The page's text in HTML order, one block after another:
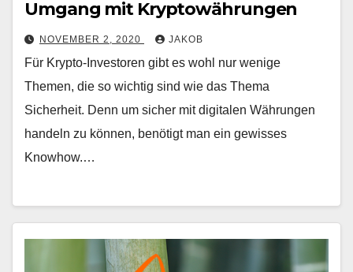
Umgang mit Kryptowährungen
NOVEMBER 2, 2020 JAKOB
Für Krypto-Investoren gibt es wohl nur wenige
Themen, die so wichtig sind wie das Thema
Sicherheit. Denn um sicher mit digitalen Währungen
handeln zu können, benötigt man ein gewisses
Knowhow.…